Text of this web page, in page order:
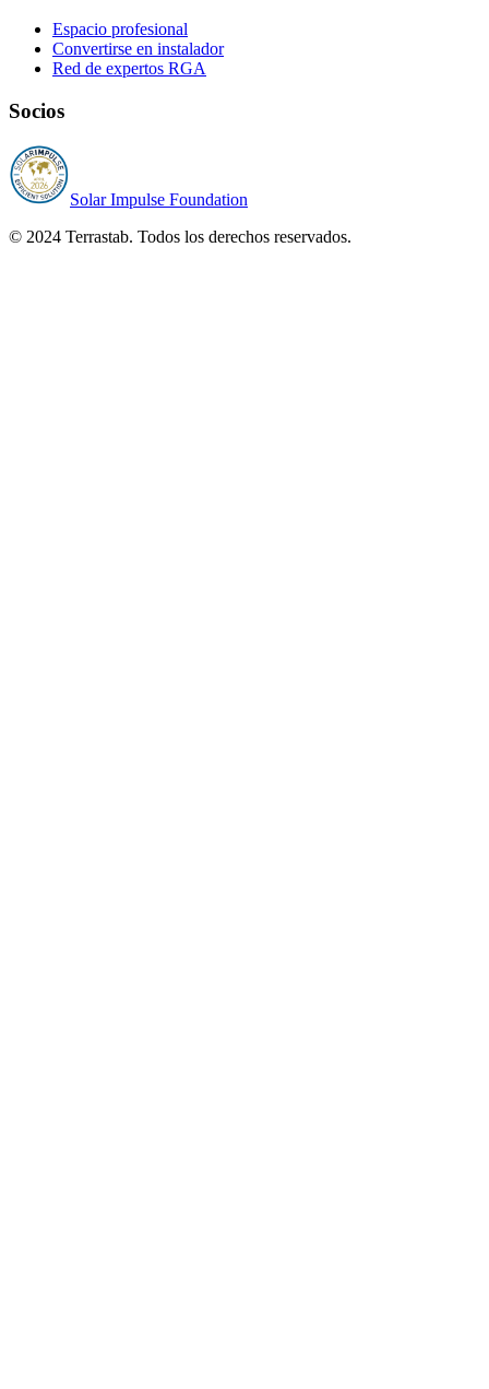
Espacio profesional
Convertirse en instalador
Red de expertos RGA
Socios
Solar Impulse Foundation
© 2024 Terrastab. Todos los derechos reservados.